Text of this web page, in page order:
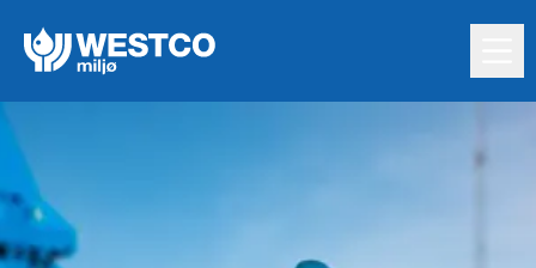
Hopp til innholdet